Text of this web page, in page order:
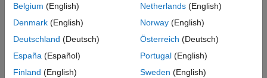
Modeling Downlink Control Information
Model DCI message encoding, PDCCH processing, and
information recovery in 5G NR communications system.
추천 예제
Belgium (English)
Denmark (English)
Deutschland (Deutsch)
España (Español)
Finland (English)
Netherlands(English)
Norway(English)
Österreich (Deutsch)
Portugal(English)
Sweden (English)